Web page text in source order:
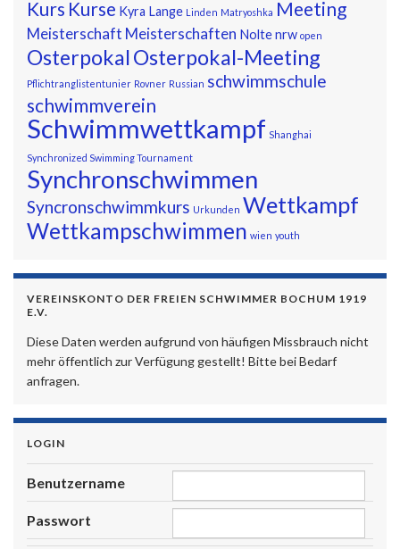
Kurs Kurse Kyra Lange Linden Matryoshka Meeting
Meisterschaft Meisterschaften Noltenrw open
OsterpokalOsterpokal-Meeting
Pflichtranglistentunier Rovner Russian schwimmschule
schwimmverein
Schwimmwettkampf Shanghai
Synchronized Swimming Tournament
Synchronschwimmen
Syncronschwimmkurs Urkunden Wettkampf
Wettkampschwimmen wien youth
VEREINSKONTO DER FREIEN SCHWIMMER BOCHUM 1919
E.V.
Diese Daten werden aufgrund von häufigen Missbrauch nicht
mehr öffentlich zur Verfügung gestellt! Bitte bei Bedarf
anfragen.
LOGIN
Benutzername
Passwort